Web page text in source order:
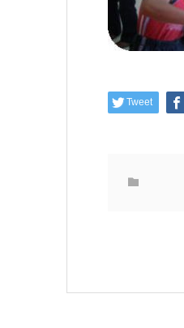
Tweet